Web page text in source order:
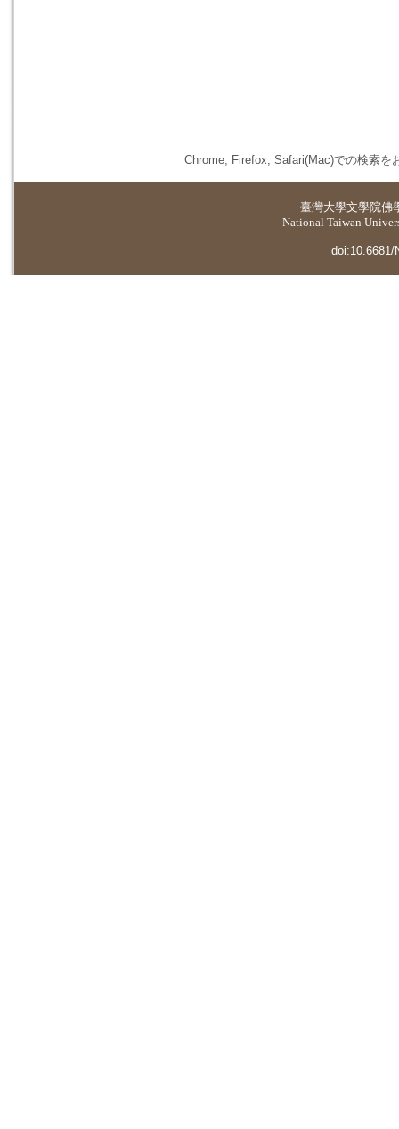
Chrome, Firefox, Safari(Mac)での検索を
臺灣大學文學院佛
National Taiwan
doi:10.6681/